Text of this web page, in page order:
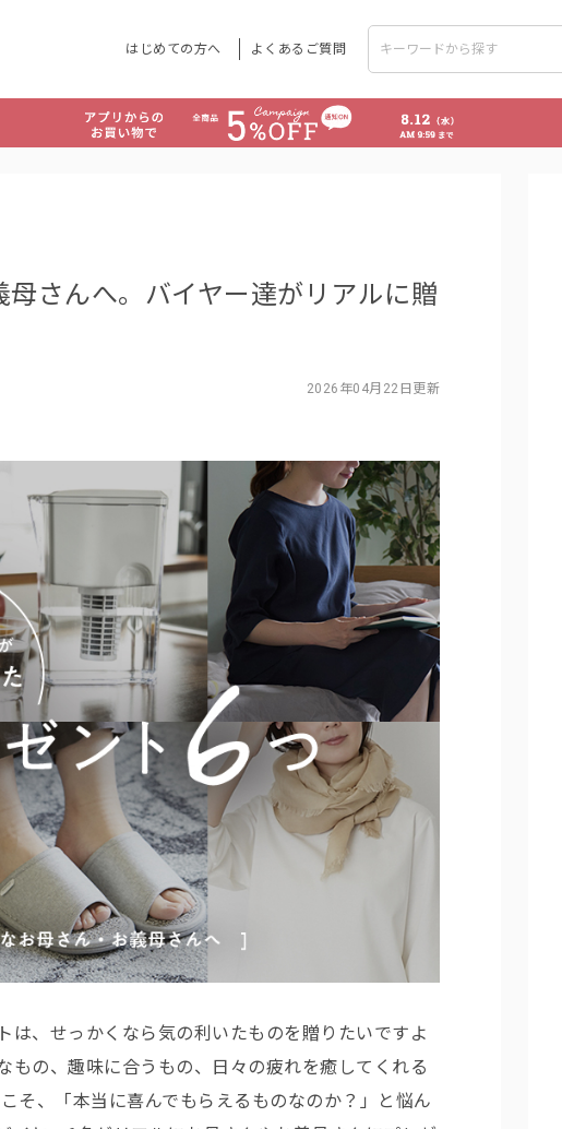
はじめての方へ よくあるご質問
さんへ。バイヤー達がリアルに贈
2026年04月22日更新
は、せっかくなら気の利いたものを贈りたいですよ
もの、趣味に合うもの、日々の疲れを癒してくれる
そ、「本当に喜んでもらえるものなのか？」と悩ん